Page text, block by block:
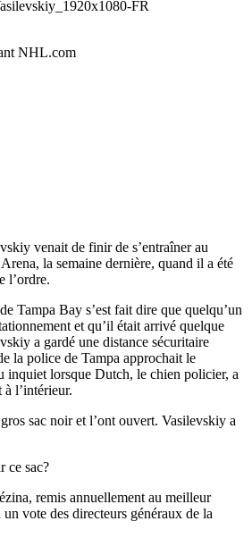
NHL.com
venait de finir de s’entraîner au
la semaine dernière, quand il a été
l’ordre.
Tampa Bay s’est fait dire que quelqu’un
et qu’il était arrivé quelque
a gardé une distance sécuritaire
la police de Tampa approchait le
inquiet lorsque Dutch, le chien policier, a
à l’intérieur.
sac noir et l’ont ouvert. Vasilevskiy a
ce sac?
remis annuellement au meilleur
vote des directeurs généraux de la